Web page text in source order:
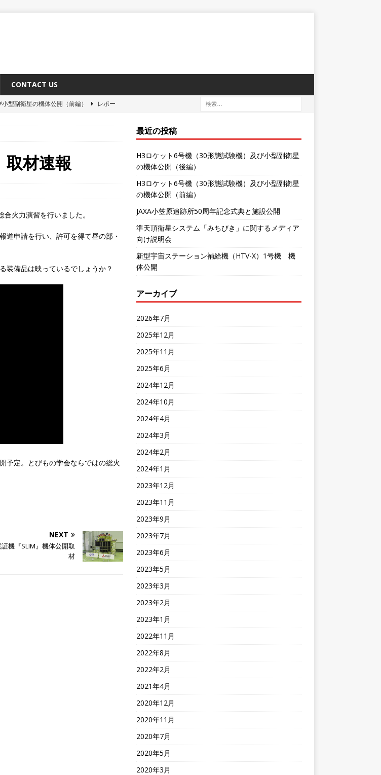
CONTACT US
型副衛星の機体公開（前編）
レポー
開
るメディア向け説明会
1号機 機体公開
レポート
材速報
火力演習を行いました。
道申請を行い、許可を得て昼の部・
装備品は映っているでしょうか？
予定。とびもの学会ならではの総火
NEXT
機『SLIM』機体公開取
材
最近の投稿
H3ロケット6号機（30形態試験機）及び小型副衛星
の機体公開（後編）
H3ロケット6号機（30形態試験機）及び小型副衛星
の機体公開（前編）
JAXA小笠原追跡所50周年記念式典と施設公開
準天頂衛星システム「みちびき」に関するメディア
向け説明会
新型宇宙ステーション補給機（HTV-X）1号機 機
体公開
アーカイブ
2026年7月
2025年12月
2025年11月
2025年6月
2024年12月
2024年10月
2024年4月
2024年3月
2024年2月
2024年1月
2023年12月
2023年11月
2023年9月
2023年7月
2023年6月
2023年5月
2023年3月
2023年2月
2023年1月
2022年11月
2022年8月
2022年2月
2021年4月
2020年12月
2020年11月
2020年7月
2020年5月
2020年3月